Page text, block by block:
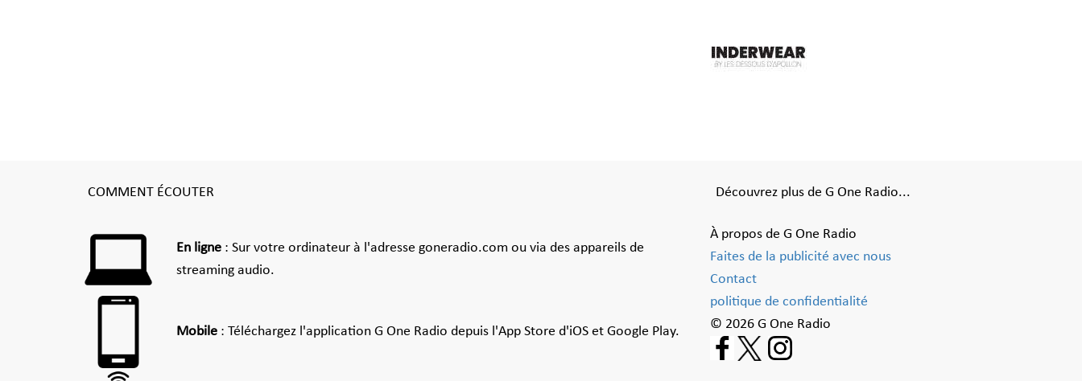
COMMENT ÉCOUTER
En ligne : Sur votre ordinateur à l'adresse goneradio.com ou via des appareils de
streaming audio.
Mobile : Téléchargez l'application G One Radio depuis l'App Store d'iOS et Google Play.
Découvrez plus de G One Radio...
À propos de G One Radio
Faites de la publicité avec nous
Contact
politique de confidentialité
© 2026 G One Radio